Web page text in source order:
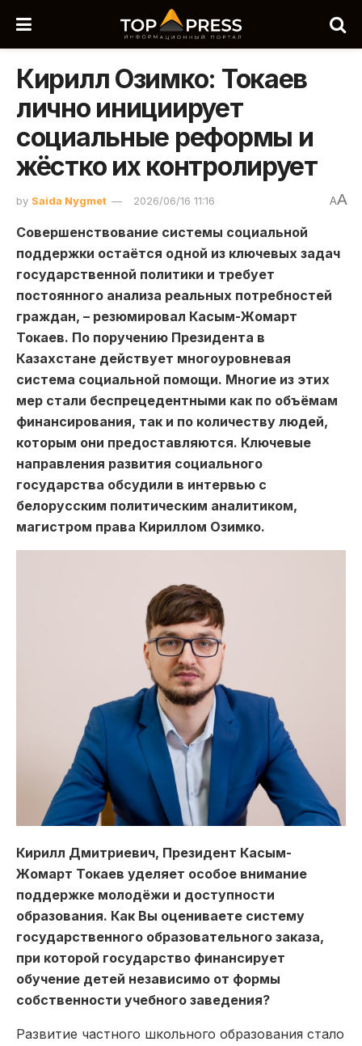
Кирилл Озимко: Токаев
лично инициирует
социальные реформы и
жёстко их контролирует
by Saida Nygmet 2026/06/16 11:16 AA
Совершенствование системы социальной
поддержки остаётся одной из ключевых задач
государственной политики и требует
постоянного анализа реальных потребностей
граждан, – резюмировал Касым-Жомарт
Токаев. По поручению Президента в
Казахстане действует многоуровневая
система социальной помощи. Многие из этих
мер стали беспрецедентными как по объёмам
финансирования, так и по количеству людей,
которым они предоставляются. Ключевые
направления развития социального
государства обсудили в интервью с
белорусским политическим аналитиком,
магистром права Кириллом Озимко.
Кирилл Дмитриевич, Президент Касым-
Жомарт Токаев уделяет особое внимание
поддержке молодёжи и доступности
образования. Как Вы оцениваете систему
государственного образовательного заказа,
при которой государство финансирует
обучение детей независимо от формы
собственности учебного заведения?
Развитие частного школьного образования стало